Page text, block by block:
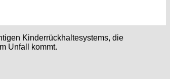
Kinderrückhaltesystems, die
Unfall kommt.